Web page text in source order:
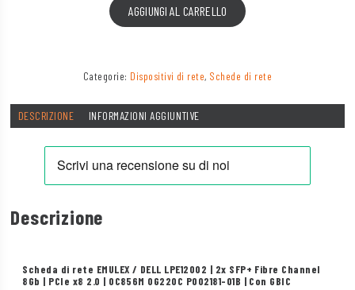
AGGIUNGI AL CARRELLO
Categorie: Dispositivi di rete, Schede di rete
DESCRIZIONE INFORMAZIONI AGGIUNTIVE
Descrizione
Scheda di rete EMULEX / DELL LPE12002 | 2x SFP+ Fibre Channel
8Gb | PCIe x8 2.0 | 0C856M 0G220C P002181-01B | Con GBIC